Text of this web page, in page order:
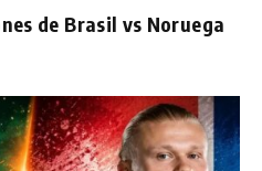
de Brasil vs Noruega